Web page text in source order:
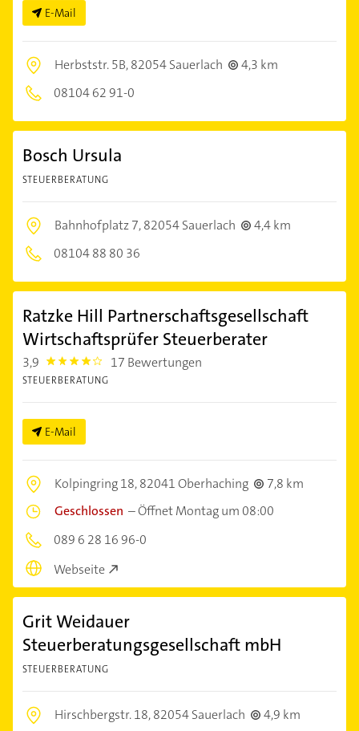
E-Mail
Herbststr. 5B,82054 Sauerlach
4,3 km
08104 62 91-0
Bosch Ursula
STEUERBERATUNG
Bahnhofplatz 7,82054 Sauerlach
4,4 km
08104 88 80 36
Ratzke Hill Partnerschaftsgesellschaft
Wirtschaftsprüfer Steuerberater
3,9 3.9 17 Bewertungen
STEUERBERATUNG
E-Mail
Kolpingring 18,82041 Oberhaching
7,8 km
Geschlossen –Öffnet Montag um 08:00
089 6 28 16 96-0
Webseite
Grit Weidauer
Steuerberatungsgesellschaft mbH
STEUERBERATUNG
Hirschbergstr. 18,82054 Sauerlach
4,9 km